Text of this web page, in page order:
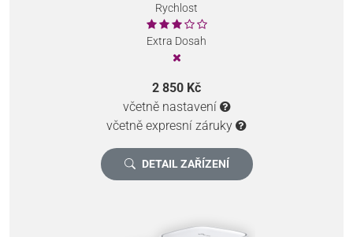
Rychlost
Extra Dosah
2 850 Kč
včetně nastavení
včetně expresní záruky
DETAIL ZAŘÍZENÍ